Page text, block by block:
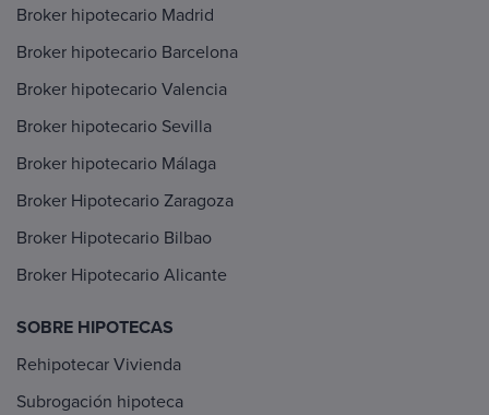
Broker hipotecario Madrid
Broker hipotecario Barcelona
Broker hipotecario Valencia
Broker hipotecario Sevilla
Broker hipotecario Málaga
Broker Hipotecario Zaragoza
Broker Hipotecario Bilbao
Broker Hipotecario Alicante
SOBRE HIPOTECAS
Rehipotecar Vivienda
Subrogación hipoteca